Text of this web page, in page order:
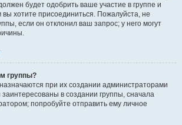
будет одобрить ваше участие в группе и
вы хотите присоединиться. Пожалуйста, не
если он отклонил ваш запрос; у него могут
группы?
при их создании администраторами
в создании группы, сначала
попробуйте отправить ему личное